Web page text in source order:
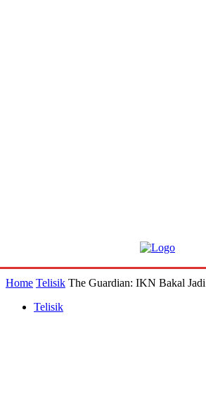
Home Telisik The Guardian: IKN Bakal
Telisik